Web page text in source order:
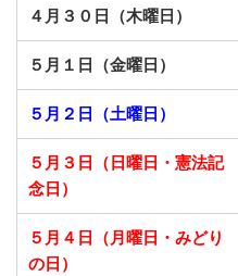
４月３０日（木曜日）
５月１日（金曜日）
５月２日（土曜日）
５月３日（日曜日・憲法記
念日）
５月４日（月曜日・みどり
の日）